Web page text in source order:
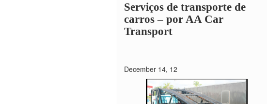
Serviços de transporte de
carros – por AA Car
Transport
December 14, 12